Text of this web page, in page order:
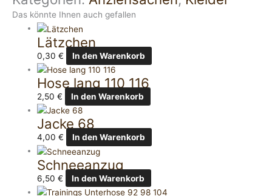
Das könnte Ihnen auch gefallen
Lätzchen
0,30€ In den Warenkorb
Hose lang 110 116
2,50€ In den Warenkorb
Jacke 68
4,00€ In den Warenkorb
Schneeanzug
6,50€ In den Warenkorb